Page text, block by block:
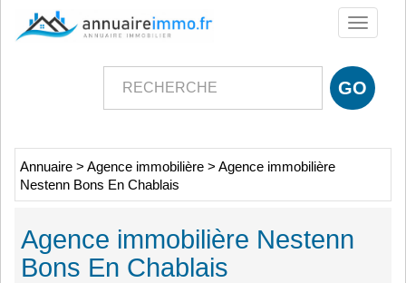
Toggle
Annuaire > Agence immobilière > Agence immobilière
Nestenn Bons En Chablais
Agence immobilière Nestenn
Bons En Chablais